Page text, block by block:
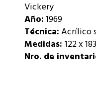
Vickery
Año:1969
Técnica:Acrílico
Medidas: 122 x
Nro. de